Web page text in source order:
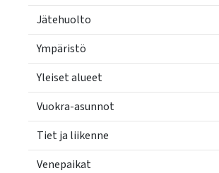
Jätehuolto
Ympäristö
Yleiset alueet
Vuokra-asunnot
Tiet ja liikenne
Venepaikat